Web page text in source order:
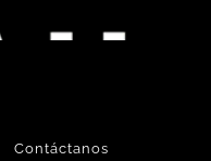
Contáctanos